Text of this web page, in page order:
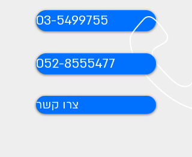
03-5499755
052-8555477
צרו קשר